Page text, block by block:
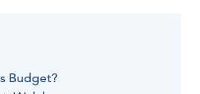
Budget?